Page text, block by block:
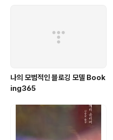
나의 모범적인 블로깅 모델 Book
ing365